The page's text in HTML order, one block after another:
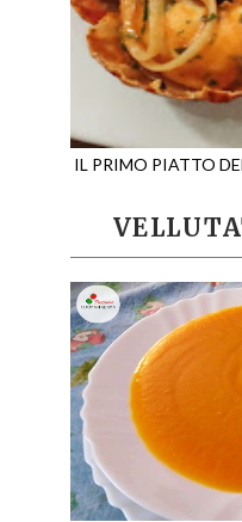
IL PRIMO PIATTO